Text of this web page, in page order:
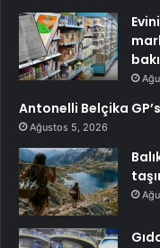
Antonelli Belçika
Ağustos 5, 2026